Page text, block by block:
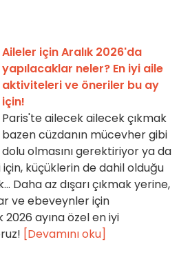
Aileler için Aralık 2026'da
yapılacaklar neler? En iyi aile
aktiviteleri ve öneriler bu ay
için!
Paris'te ailecek ailecek çıkmak
bazen cüzdanın mücevher gibi
dolu olmasını gerektiriyor ya da
için, küçüklerin de dahil olduğu
Daha az dışarı çıkmak yerine,
ve ebeveynler için
2026 ayına özel en iyi
[Devamını oku]